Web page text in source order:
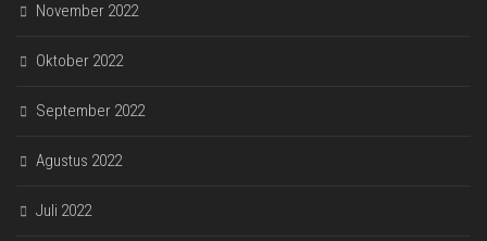
November 2022
Oktober 2022
September 2022
Agustus 2022
Juli 2022